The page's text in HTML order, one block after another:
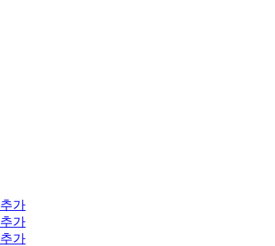
추가
추가
추가